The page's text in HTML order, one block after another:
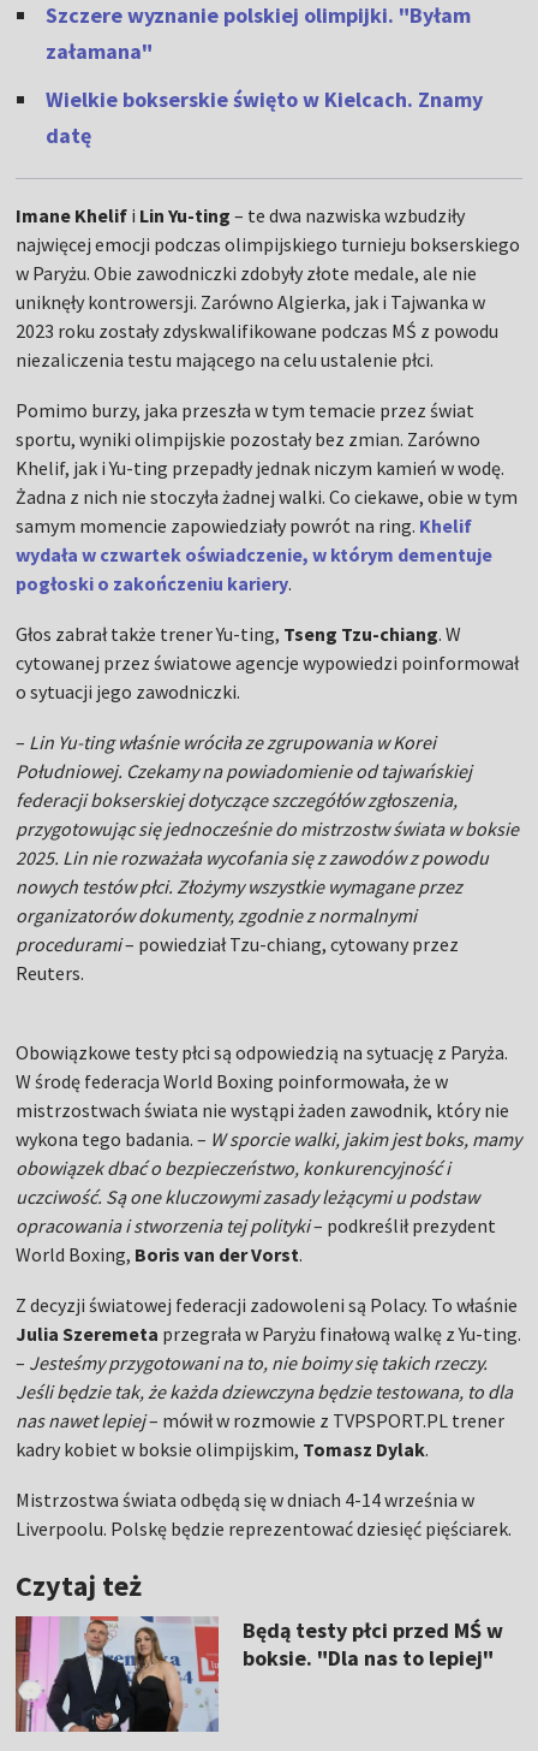
Szczere wyznanie polskiej olimpijki. "Byłam
załamana"
Wielkie bokserskie święto w Kielcach. Znamy
datę
Imane Khelif i Lin Yu-ting – te dwa nazwiska wzbudziły
najwięcej emocji podczas olimpijskiego turnieju bokserskiego
w Paryżu. Obie zawodniczki zdobyły złote medale, ale nie
uniknęły kontrowersji. Zarówno Algierka, jak i Tajwanka w
2023 roku zostały zdyskwalifikowane podczas MŚ z powodu
niezaliczenia testu mającego na celu ustalenie płci.
Pomimo burzy, jaka przeszła w tym temacie przez świat
sportu, wyniki olimpijskie pozostały bez zmian. Zarówno
Khelif, jak i Yu-ting przepadły jednak niczym kamień w wodę.
Żadna z nich nie stoczyła żadnej walki. Co ciekawe, obie w tym
samym momencie zapowiedziały powrót na ring. Khelif
wydała w czwartek oświadczenie, w którym dementuje
pogłoski o zakończeniu kariery.
Głos zabrał także trener Yu-ting, Tseng Tzu-chiang. W
cytowanej przez światowe agencje wypowiedzi poinformował
o sytuacji jego zawodniczki.
– Lin Yu-ting właśnie wróciła ze zgrupowania w Korei
Południowej. Czekamy na powiadomienie od tajwańskiej
federacji bokserskiej dotyczące szczegółów zgłoszenia,
przygotowując się jednocześnie do mistrzostw świata w boksie
2025. Lin nie rozważała wycofania się z zawodów z powodu
nowych testów płci. Złożymy wszystkie wymagane przez
organizatorów dokumenty, zgodnie z normalnymi
procedurami– powiedział Tzu-chiang, cytowany przez
Reuters.
Obowiązkowe testy płci są odpowiedzią na sytuację z Paryża.
W środę federacja World Boxing poinformowała, że w
mistrzostwach świata nie wystąpi żaden zawodnik, który nie
wykona tego badania. – W sporcie walki, jakim jest boks, mamy
obowiązek dbać o bezpieczeństwo, konkurencyjność i
uczciwość. Są one kluczowymi zasady leżącymi u podstaw
opracowania i stworzenia tej polityki– podkreślił prezydent
World Boxing, Boris van der Vorst.
Z decyzji światowej federacji zadowoleni są Polacy. To właśnie
Julia Szeremeta przegrała w Paryżu finałową walkę z Yu-ting.
– Jesteśmy przygotowani na to, nie boimy się takich rzeczy.
Jeśli będzie tak, że każda dziewczyna będzie testowana, to dla
nas nawet lepiej– mówił w rozmowie z TVPSPORT.PL trener
kadry kobiet w boksie olimpijskim, Tomasz Dylak.
Mistrzostwa świata odbędą się w dniach 4-14 września w
Liverpoolu. Polskę będzie reprezentować dziesięć pięściarek.
Czytaj też
Będą testy płci przed MŚ w
boksie. "Dla nas to lepiej"